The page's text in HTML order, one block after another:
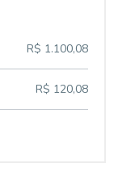
R$ 1.100,08
R$ 120,08